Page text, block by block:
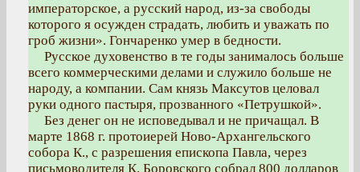
императорское, а русский народ, из-за свободы
которого я осужден страдать, любить и уважать по
гроб жизни». Гончаренко умер в бедности.
Русское духовенство в те годы занималось больше
всего коммерческими делами и служило больше не
народу, а компании. Сам князь Максутов целовал
руки одного пастыря, прозванного «Петрушкой».
Без денег он не исповедывал и не причащал. В
марте 1868 г. протоиерей Ново-Архангельского
собора К., с разрешения епископа Павла, через
письмоводителя К. Боровского собрал 800 долларов